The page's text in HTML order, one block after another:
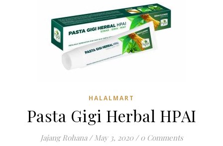
HALALMART
Pasta Gigi Herbal HPAI
Jajang Rohana / May 3, 2020 / 0 Comments